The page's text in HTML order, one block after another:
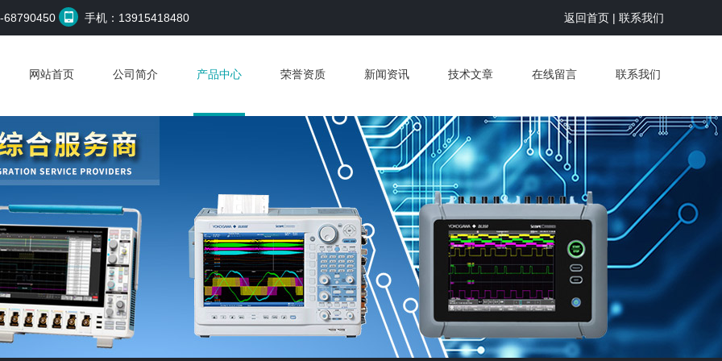
68790450 手机：13915418480 返回首页 | 联系我们
网站首页 公司简介 产品中心 荣誉资质 新闻资讯 技术文章 在线留言 联系我们